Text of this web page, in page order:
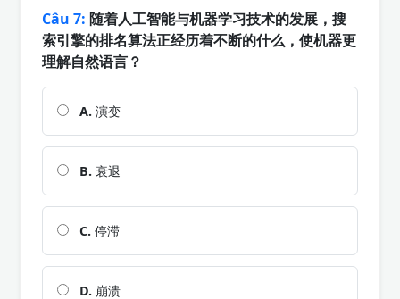
Câu 7: 随着人工智能与机器学习技术的发展，搜
索引擎的排名算法正经历着不断的什么，使机器更
理解自然语言？
A. 演变
B. 衰退
C. 停滞
D. 崩溃